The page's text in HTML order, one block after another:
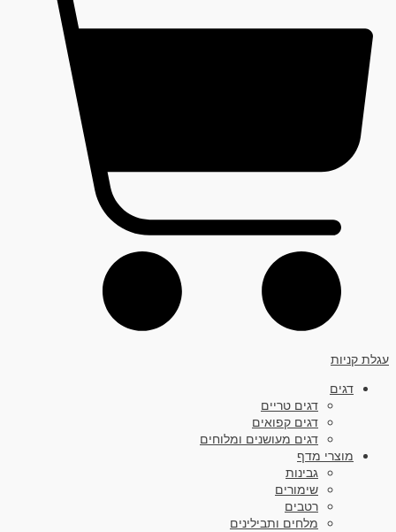
עגלת קניות
דגים
דגים טריים
דגים קפואים
דגים מעושנים ומלוחים
מוצרי מדף
גבינות
שימורים
רטבים
מלחים ותבילינים